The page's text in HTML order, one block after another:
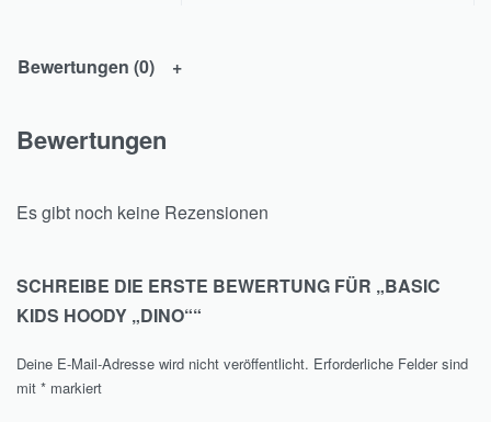
Bewertungen (0)
Bewertungen
Es gibt noch keine Rezensionen
SCHREIBE DIE ERSTE BEWERTUNG FÜR „BASIC
KIDS HOODY „DINO““
Deine E-Mail-Adresse wird nicht veröffentlicht. Erforderliche Felder sind
mit * markiert